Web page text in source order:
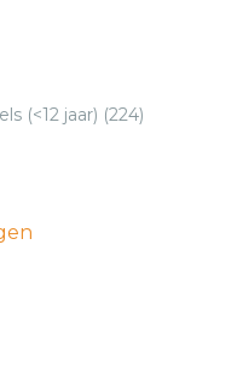
(<12 jaar) (224)